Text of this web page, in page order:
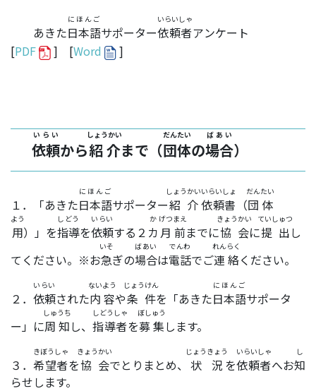
あきた日本語
にほんご
サポーター依頼者
いらいしゃ
アンケート
[PDF ] [Word ]
依頼
いらい
から紹介
しょうかい
まで（団体
だんたい
の場合
ばあい
）
１．「あきた日本語
にほんご
サポーター紹介
しょうかい
依頼書
いらいしょ
（団体
だんたい
用
よう
）」を指導
しどう
を依頼
いらい
する２ カ
か
月
げつ
前
まえ
までに協会
きょうかい
に提出
ていしゅつ
し
てください。※お急
いそ
ぎの場合
ばあい
は電話
でんわ
でご連絡
れんらく
ください。
２． 依頼
いらい
された内容
ないよう
や条件
じょうけん
を「あきた日本語
にほんご
サポータ
ー」に周知
しゅうち
し、 指導者
しどうしゃ
を募集
ぼしゅう
します。
３． 希望者
きぼうしゃ
を協会
きょうかい
でとりまとめ、 状況
じょうきょう
を依頼者
いらいしゃ
へお知
し
らせします。